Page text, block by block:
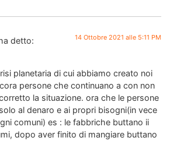
detto: 14 Ottobre 2021 alle 5:11 PM
planetaria di cui abbiamo creato noi
persone che continuano a con non
la situazione. ora che le persone
al denaro e ai propri bisogni(in vece
comuni) es : le fabbriche buttano ii
dopo aver finito di mangiare buttano